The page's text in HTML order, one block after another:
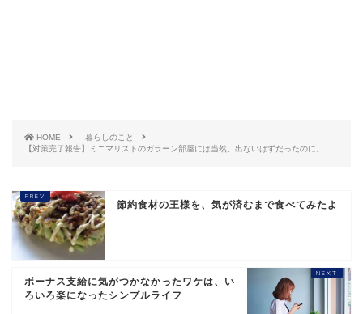
HOME
暮らしのこと
【対策完了報告】ミニマリストのガラーン部屋には当然、出ないはずだったのに。
節約食材の王様を、気が済むまで食べてみたよ
ボーナス支給に気がつかなかったワケは、い
ろいろ楽になったシンプルライフ